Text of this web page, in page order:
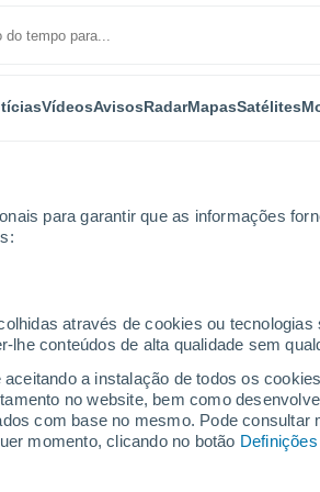
para garantir que as informações
através de cookies ou tecnologias
conteúdos de alta qualidade sem
a instalação de todos os
no website, bem como
com base no mesmo. Pode consultar
momento, clicando no botão
VídeosAvisosRadarMapasSatélites
- ES
Por horas